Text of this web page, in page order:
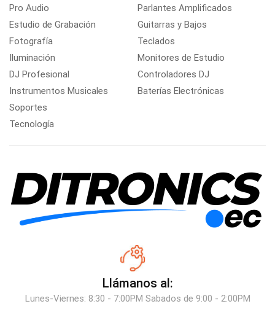
Pro Audio
Estudio de Grabación
Fotografía
Iluminación
DJ Profesional
Instrumentos Musicales
Soportes
Tecnología
Parlantes Amplificados
Guitarras y Bajos
Teclados
Monitores de Estudio
Controladores DJ
Baterías Electrónicas
Llámanos al:
Lunes-Viernes: 8:30 - 7:00PM Sabados de 9:00 - 2:00PM